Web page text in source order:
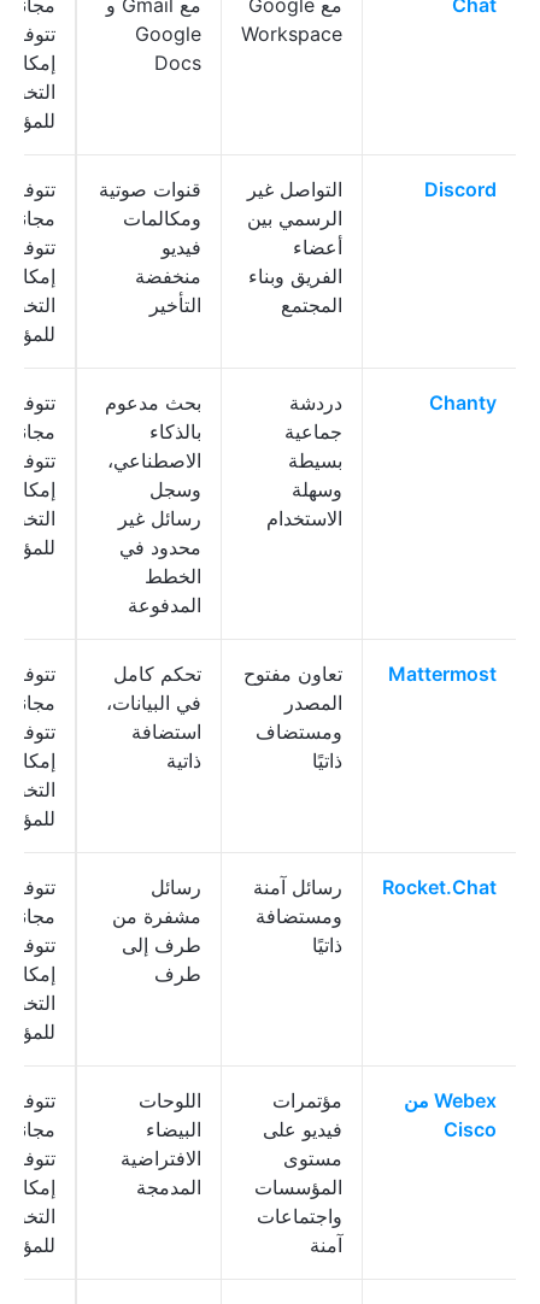
Chat
مع Google
Workspace
مع Gmail و
Google
Docs
مجانية؛
تتوفر
إمكانية
Discord
التواصل غير
الرسمي بين
أعضاء
الفريق وبناء
المجتمع
قنوات صوتية
ومكالمات
فيديو
منخفضة
التأخير
تتوفر
مجانية؛
تتوفر
إمكانية
Chanty
دردشة
جماعية
بسيطة
وسهلة
الاستخدام
بحث مدعوم
بالذكاء
الاصطناعي،
وسجل
رسائل غير
محدود في
الخطط
المدفوعة
تتوفر
مجانية؛
تتوفر
إمكانية
Mattermost
تعاون مفتوح
المصدر
ومستضاف
ذاتيًا
تحكم كامل
في البيانات،
استضافة
ذاتية
تتوفر
مجانية؛
تتوفر
إمكانية
Rocket.Chat
رسائل آمنة
ومستضافة
ذاتيًا
رسائل
مشفرة من
طرف إلى
طرف
تتوفر
مجانية؛
تتوفر
إمكانية
Webex من
Cisco
مؤتمرات
فيديو على
مستوى
المؤسسات
واجتماعات
آمنة
اللوحات
البيضاء
الافتراضية
المدمجة
تتوفر
مجانية؛
تتوفر
إمكانية